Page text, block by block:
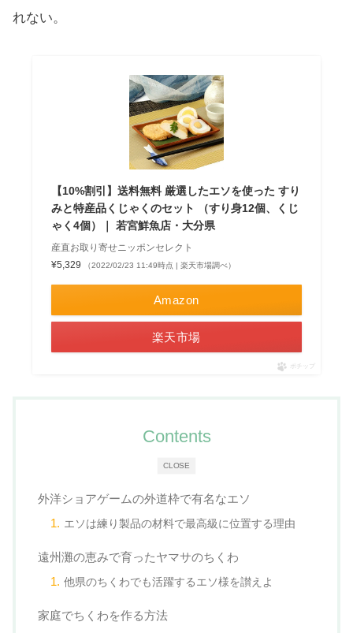
れない。
【10%割引】送料無料 厳選したエソを使った すり
みと特産品くじゃくのセット （すり身12個、くじ
ゃく4個）｜ 若宮鮮魚店・大分県
産直お取り寄せニッポンセレクト
¥5,329
（2022/02/23 11:49時点 | 楽天市場調べ）
Amazon
楽天市場
ポチップ
CLOSE
Contents
外洋ショアゲームの外道枠で有名なエソ
エソは練り製品の材料で最高級に位置する理由
遠州灘の恵みで育ったヤマサのちくわ
他県のちくわでも活躍するエソ様を讃えよ
家庭でちくわを作る方法